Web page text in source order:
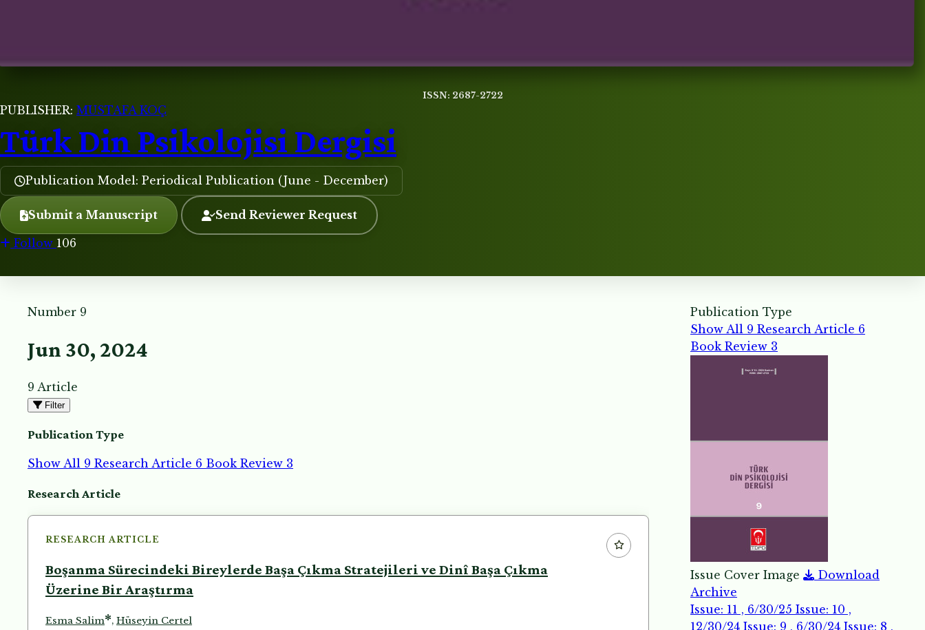
ISSN: 2687-2722
PUBLISHER: MUSTAFA KOÇ
Türk Din Psikolojisi Dergisi
Publication Model: Periodical Publication (June - December)
Submit a Manuscript Send Reviewer Request
Follow 106
Number 9
Jun 30, 2024
9 Article
Filter
Publication Type
Show All 9 Research Article 6 Book Review 3
Articles
Research Article
RESEARCH ARTICLE
Boşanma Sürecindeki Bireylerde Başa Çıkma Stratejileri ve Dinî Başa Çıkma
Üzerine Bir Araştırma
Esma Salim*, Hüseyin Certel
Publication Type
Show All 9 Research Article 6
Book Review 3
Issue Cover Image
Download
Archive
Issue: 11 , 6/30/25 Issue: 10 ,
12/30/24 Issue: 9 , 6/30/24 Issue: 8 ,